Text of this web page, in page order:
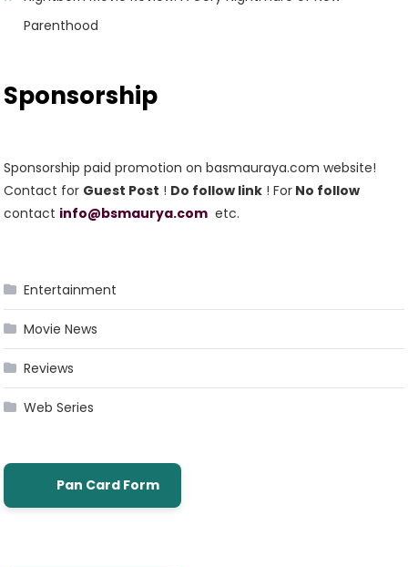
Parenthood
Sponsorship
Sponsorship paid promotion on basmauraya.com website!
Contact for Guest Post ! Do follow link ! For No follow
contact info@bsmaurya.com etc.
Entertainment
Movie News
Reviews
Web Series
Pan Card Form